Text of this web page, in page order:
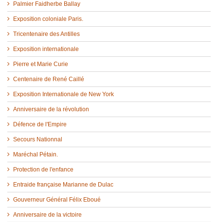
Palmier Faidherbe Ballay
Exposition coloniale Paris.
Tricentenaire des Antilles
Exposition internationale
Pierre et Marie Curie
Centenaire de René Caillé
Exposition Internationale de New York
Anniversaire de la révolution
Défence de l'Empire
Secours Nationnal
Maréchal Pétain.
Protection de l'enfance
Entraide française Marianne de Dulac
Gouverneur Général Félix Eboué
Anniversaire de la victoire